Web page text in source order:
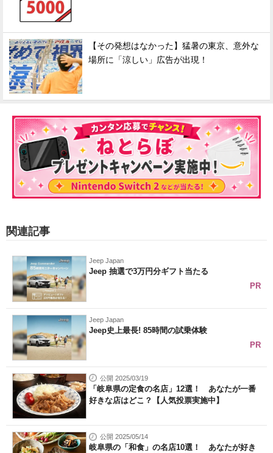
【その発想はなかった】猛暑の東京、意外な
場所に「涼しい」広告が出現！
関連記事
Jeep Japan
Jeep 抽選で3万円分ギフト当たる
PR
Jeep Japan
Jeep史上最長! 85時間の試乗体験
PR
公開 2025/03/19
「岐阜県の定食の名店」12選！ あなたが一番
好きな店はどこ？【人気投票実施中】
公開 2025/05/14
岐阜県の「和食」の名店10選！ あなたが好き